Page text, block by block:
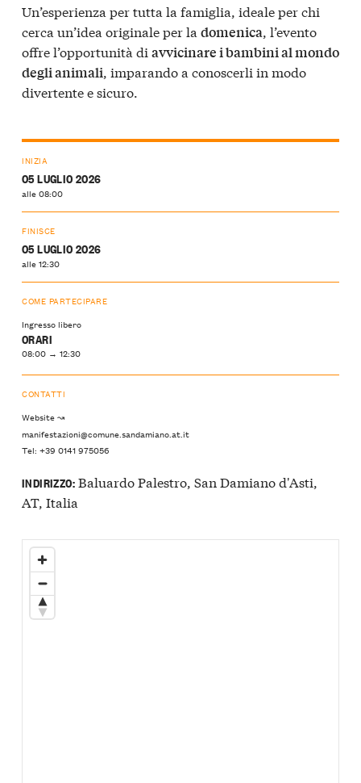
Un’esperienza per tutta la famiglia, ideale per chi
cerca un’idea originale per la domenica , l’evento
offre l’opportunità di avvicinare i bambini al mondo
degli animali , imparando a conoscerli in modo
divertente e sicuro.
INIZIA
05 LUGLIO 2026
alle 08:00
FINISCE
05 LUGLIO 2026
alle 12:30
COME PARTECIPARE
Ingresso libero
ORARI
08:00 → 12:30
CONTATTI
Website ↝
manifestazioni@comune.sandamiano.at.it
Tel: +39 0141 975056
INDIRIZZO:Baluardo Palestro, San Damiano d'Asti,
AT, Italia